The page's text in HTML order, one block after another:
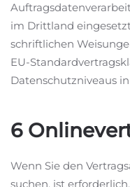
im Drittland
schriftlichen
EU-
Datenschutzniveaus
6
Wenn Sie den
suchen, ist